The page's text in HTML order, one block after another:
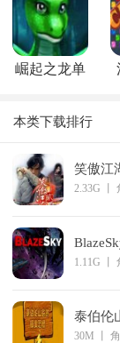
2.启动游戏
崛起之龙单
本类下载排行
笑傲江
2.33G
1.11G
泰伯伦
30M